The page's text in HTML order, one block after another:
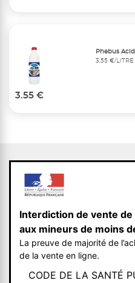
Phebus
3,55 €/LITRE
3.55 €
Interdiction de vente
aux mineurs de moins
La preuve de majorité de
de la vente en ligne.
CODE DE LA SANTÉ